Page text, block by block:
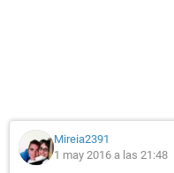
Mireia2391
1 may 2016 a las 21:48